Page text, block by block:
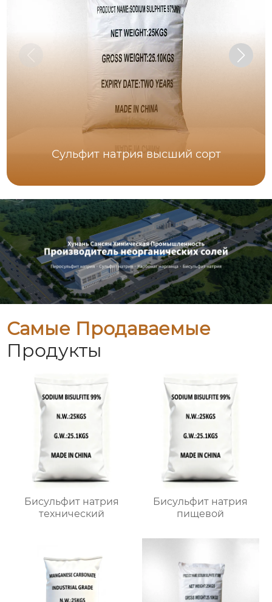
Сульфит натрия высший сорт
Самые Продаваемые
Продукты
Бисульфит натрия
технический
Бисульфит натрия
пищевой